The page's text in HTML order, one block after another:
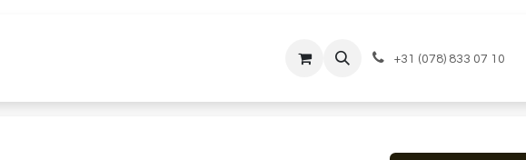
+31 (078) 833 07 10